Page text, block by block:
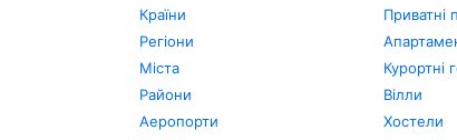
Країни
Регіони
Міста
Райони
Аеропорти
Приватні
Курортні
Вілли
Хостели